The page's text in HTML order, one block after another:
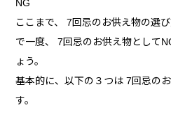
NG
ここまで、 7回忌のお供え物の選
で一度、 7回忌のお供え物として
ょう。
基本的に、以下の３つは 7回忌の
す。